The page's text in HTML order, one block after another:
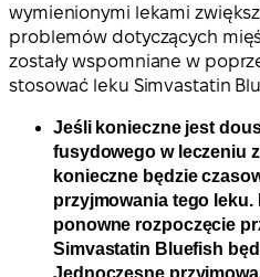
wymienionymi lekami
problemów dotyczących
zostały wspomniane w
stosować leku Simvastatin
Jeśli konieczne jest
fusydowego w leczeniu
konieczne będzie
przyjmowania tego
ponowne rozpoczęcie
Simvastatin Bluefish